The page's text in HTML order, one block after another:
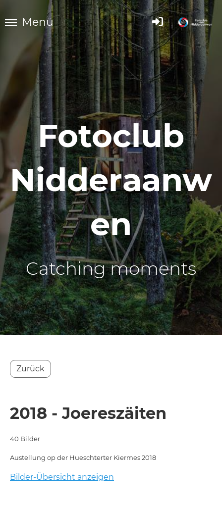
Menü
Fotoclub
Nidderaanw
en
Catching moments
Zurück
2018 - Joereszäiten
40 Bilder
Austellung op der Hueschterter Kiermes 2018
Bilder-Übersicht anzeigen